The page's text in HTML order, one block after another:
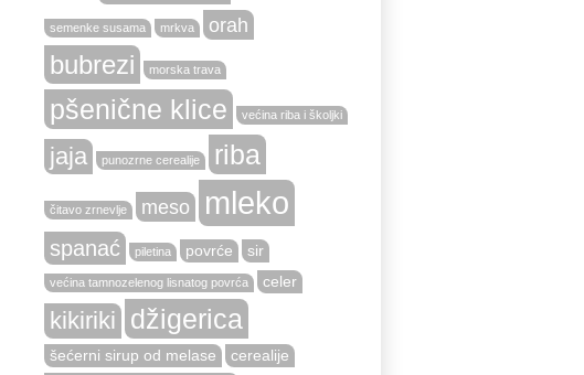
semenke susama mrkva orah
bubrezi morska trava
pšenične klice većina riba i školjki
jaja punozrne cerealije riba
čitavo zrnevlje meso mleko
spanać piletina povrće sir
većina tamnozelenog lisnatog povrća celer
kikiriki džigerica
šećerni sirup od melase cerealije